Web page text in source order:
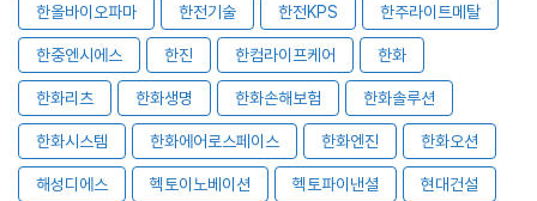
한올바이오파마 한전기술 한전KPS 한주라이트메탈
한중엔시에스 한진 한컴라이프케어 한화
한화리츠 한화생명 한화손해보험 한화솔루션
한화시스템 한화에어로스페이스 한화엔진 한화오션
해성디에스 헥토이노베이션 헥토파이낸셜 현대건설